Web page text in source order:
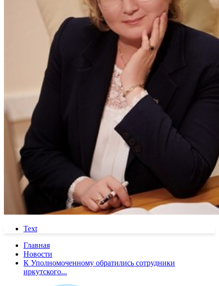
Text
Главная
Новости
К Уполномоченному обратились сотрудники
иркутского...